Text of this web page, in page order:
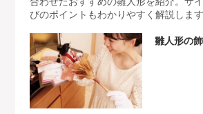
びのポイントもわかりやすく解説します
雛人形の